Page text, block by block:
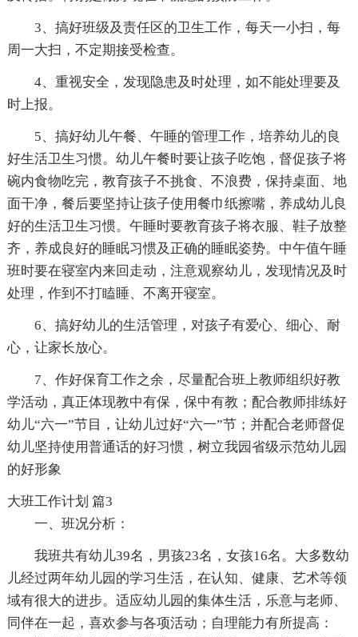
3、搞好班级及责任区的卫生工作，每天一小扫，每
周一大扫，不定期接受检查。
4、重视安全，发现隐患及时处理，如不能处理要及
时上报。
5、搞好幼儿午餐、午睡的管理工作，培养幼儿的良
好生活卫生习惯。幼儿午餐时要让孩子吃饱，督促孩子将
碗内食物吃完，教育孩子不挑食、不浪费，保持桌面、地
面干净，餐后要坚持让孩子使用餐巾纸擦嘴，养成幼儿良
好的生活卫生习惯。午睡时要教育孩子将衣服、鞋子放整
齐，养成良好的睡眠习惯及正确的睡眠姿势。中午值午睡
班时要在寝室内来回走动，注意观察幼儿，发现情况及时
处理，作到不打瞌睡、不离开寝室。
6、搞好幼儿的生活管理，对孩子有爱心、细心、耐
心，让家长放心。
7、作好保育工作之余，尽量配合班上教师组织好教
学活动，真正体现教中有保，保中有教；配合教师排练好
幼儿“六一”节目，让幼儿过好“六一”节；并配合老师督促
幼儿坚持使用普通话的好习惯，树立我园省级示范幼儿园
的好形象
大班工作计划 篇3
一、班况分析：
我班共有幼儿39名，男孩23名，女孩16名。大多数幼
儿经过两年幼儿园的学习生活，在认知、健康、艺术等领
域有很大的进步。适应幼儿园的集体生活，乐意与老师、
同伴在一起，喜欢参与各项活动；自理能力有所提高：